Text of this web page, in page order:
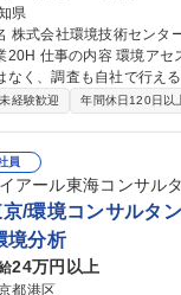
県
技術センター 求人名 東海エリア【環境コンサルタント】技術士積極採用中/フルリモ
務をご担当いただきます。コンサルタント業務だ
なく、調査も自社で行え
ごみ処理施設等の解体設
ント】技術士積極採用中/
経験歓迎 年間休日120日以
員
アール東海コンサル
京/環境コンサルタ
境分析
24万円以上
都港区